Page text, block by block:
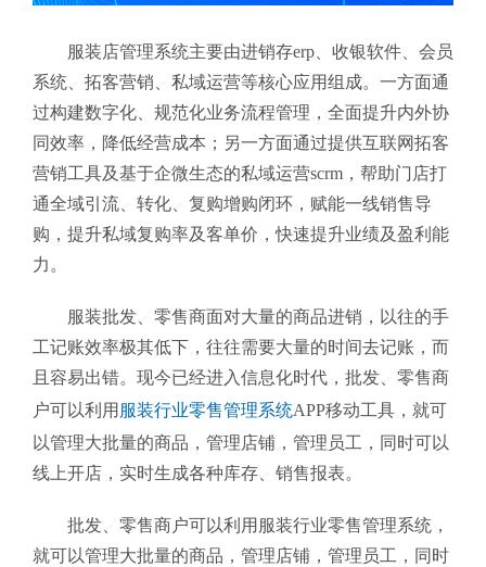
服装店管理系统主要由进销存erp、收银软件、会员
系统、拓客营销、私域运营等核心应用组成。一方面通
过构建数字化、规范化业务流程管理，全面提升内外协
同效率，降低经营成本；另一方面通过提供互联网拓客
营销工具及基于企微生态的私域运营scrm，帮助门店打
通全域引流、转化、复购增购闭环，赋能一线销售导
购，提升私域复购率及客单价，快速提升业绩及盈利能
力。
服装批发、零售商面对大量的商品进销，以往的手
工记账效率极其低下，往往需要大量的时间去记账，而
且容易出错。现今已经进入信息化时代，批发、零售商
户可以利用 服装行业零售管理系统APP移动工具 ，就可
以管理大批量的商品，管理店铺，管理员工，同时可以
线上开店，实时生成各种库存、销售报表。
批发、零售商户可以利用服装行业零售管理系统 ，
就可以管理大批量的商品，管理店铺，管理员工，同时